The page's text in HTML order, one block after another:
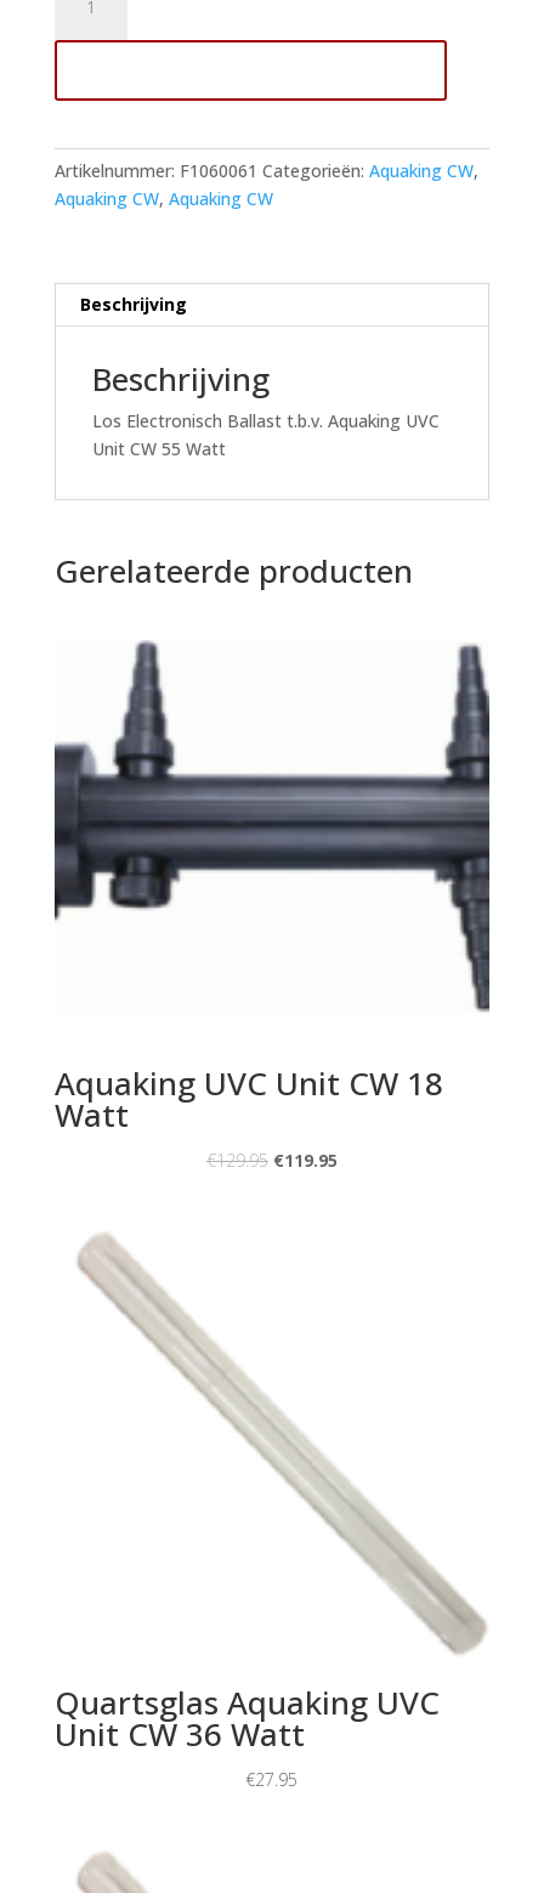
Ballast
Aquaking
Unit
55
Watt
aantal
Artikelnummer: F1060061 Categorieën: Aquaking CW,
Aquaking CW, Aquaking CW
Beschrijving
Beschrijving
Los Electronisch Ballast t.b.v. Aquaking UVC
Unit CW 55 Watt
Gerelateerde producten
Aquaking UVC Unit CW 18
Watt
€129.95 €119.95
Quartsglas Aquaking UVC
Unit CW 36 Watt
€27.95